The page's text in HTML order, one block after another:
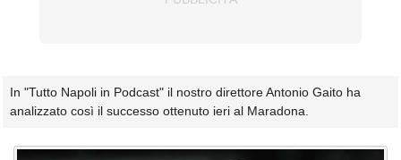
In "Tutto Napoli in Podcast" il nostro direttore Antonio Gaito ha
analizzato così il successo ottenuto ieri al Maradona.